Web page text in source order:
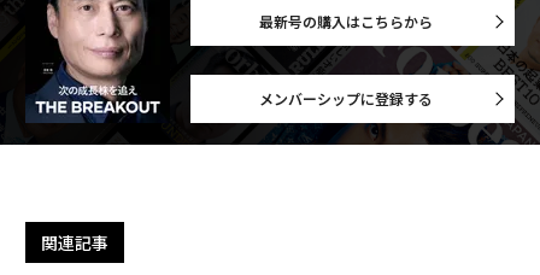
最新号の購入はこちらから
メンバーシップに登録する
関連記事